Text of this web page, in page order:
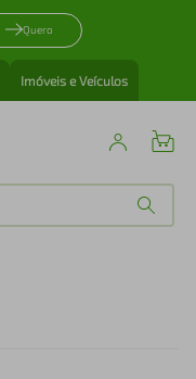
Quero
Imóveis e Veículos